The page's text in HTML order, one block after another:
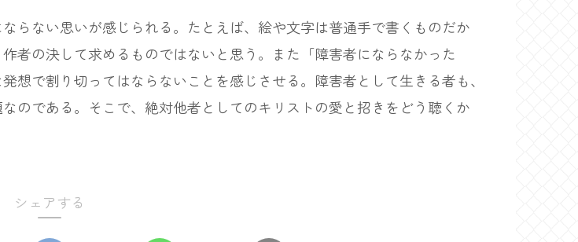
らない思いが感じられる。たとえば、絵や文字は普通手で書くものだか
者の決して求めるものではないと思う。また「障害者にならなかった
で割り切ってはならないことを感じさせる。障害者として生きる者も、
のである。そこで、絶対他者としてのキリストの愛と招きをどう聴くか
シェアする